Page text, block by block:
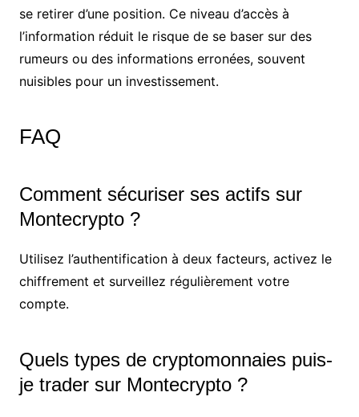
se retirer d’une position. Ce niveau d’accès à
l’information réduit le risque de se baser sur des
rumeurs ou des informations erronées, souvent
nuisibles pour un investissement.
FAQ
Comment sécuriser ses actifs sur
Montecrypto ?
Utilisez l’authentification à deux facteurs, activez le
chiffrement et surveillez régulièrement votre
compte.
Quels types de cryptomonnaies puis-
je trader sur Montecrypto ?